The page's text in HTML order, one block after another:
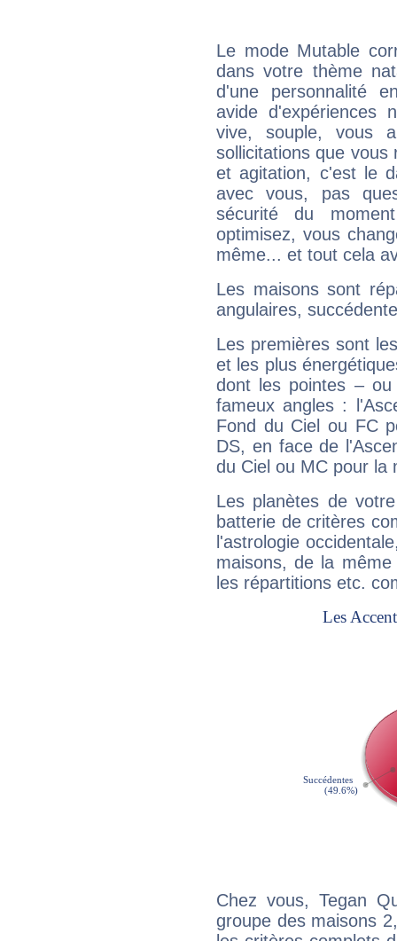
Le mode Mutable
dans votre thème
d'une personnalité
avide d'expériences
vive, souple, vous
sollicitations que vous
et agitation, c'est le
avec vous, pas
sécurité du
optimisez, vous
même... et tout cela
Les maisons sont
angulaires,
Les premières sont
et les plus
dont les pointes –
fameux angles :
Fond du Ciel ou FC
DS, en face de
du Ciel ou MC pour la
Les planètes de
batterie de critères
l'astrologie
maisons, de la
les répartitions etc.
Chez vous, Tegan
groupe des maisons